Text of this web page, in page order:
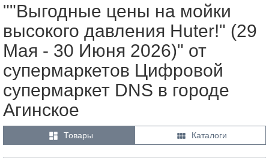
""Выгодные цены на мойки
высокого давления Huter!" (29
Мая - 30 Июня 2026)" от
супермаркетов Цифровой
супермаркет DNS в городе
Агинское
 Товары  Каталоги